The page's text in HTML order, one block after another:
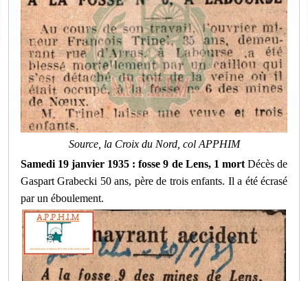
Source, la Croix du Nord, col APPHIM
Samedi 19 janvier 1935 : fosse 9 de Lens, 1 mortDécès de
Gaspart Grabecki 50 ans, père de trois enfants. Il a été écrasé
par un éboulement.